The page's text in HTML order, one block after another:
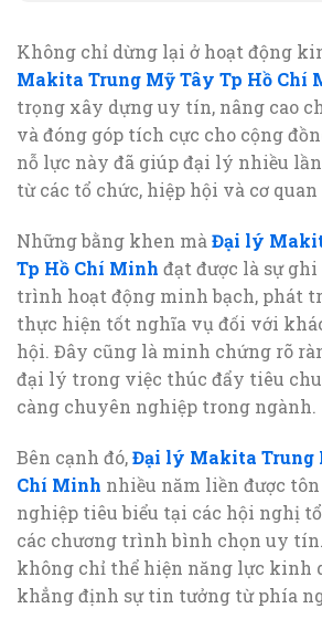
Không chỉ dừng lại ở hoạt động
Makita Trung Mỹ Tây Tp Hồ Chí
trọng xây dựng uy tín, nâng cao
và đóng góp tích cực cho cộng
nỗ lực này đã giúp đại lý nhiều
từ các tổ chức, hiệp hội và cơ
Những bằng khen mà Đại lý
Tp Hồ Chí Minh đạt được là sự
trình hoạt động minh bạch, phát
thực hiện tốt nghĩa vụ đối với
hội. Đây cũng là minh chứng rõ
đại lý trong việc thúc đẩy tiêu
càng chuyên nghiệp trong ngành.
Bên cạnh đó,Đại lý Makita Trung
Chí Minh nhiều năm liền được
nghiệp tiêu biểu tại các hội nghị
các chương trình bình chọn uy
không chỉ thể hiện năng lực kinh
khẳng định sự tin tưởng từ phía